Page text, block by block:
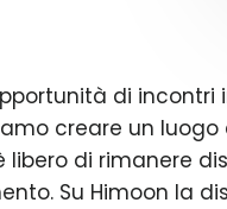
di incontri
creare un luogo
libero di rimanere
Su Himoon la